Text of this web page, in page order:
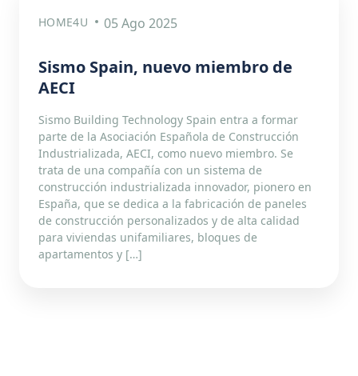
HOME4U 05 Ago 2025
Sismo Spain, nuevo miembro de
AECI
Sismo Building Technology Spain entra a formar
parte de la Asociación Española de Construcción
Industrializada, AECI, como nuevo miembro. Se
trata de una compañía con un sistema de
construcción industrializada innovador, pionero en
España, que se dedica a la fabricación de paneles
de construcción personalizados y de alta calidad
para viviendas unifamiliares, bloques de
apartamentos y […]